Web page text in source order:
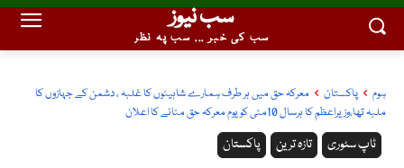
سب نیوز
سب کی خبر ... سب پہ نظر
ہوم پاکستان
معرکہ حق میں ہر طرف ہمارے شاہینوں کا غلبہ ، دشمن کے جہازوں کا
ملبہ تھا،وزیراعظم کا ہرسال 10مئی کو یوم معرکہ حق منانے کا اعلان
پاکستان تازہ ترین ٹاپ سٹوری